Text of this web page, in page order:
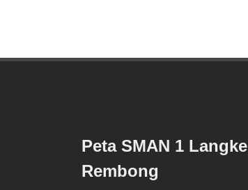
Peta SMAN 1 Langke
Rembong